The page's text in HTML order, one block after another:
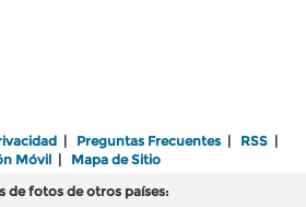
| Preguntas Frecuentes | RSS |
Móvil| Mapa de Sitio
de fotos de otros países: